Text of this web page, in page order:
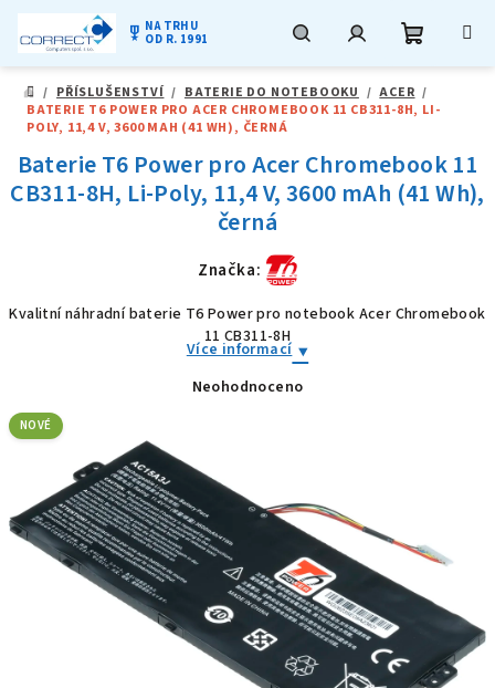
obsah
military_tech NA TRHU
OD R. 1991
DOMŮ
/ PŘÍSLUŠENSTVÍ / BATERIE DO NOTEBOOKU / ACER /
BATERIE T6 POWER PRO ACER CHROMEBOOK 11 CB311-8H, LI-
POLY, 11,4 V, 3600 MAH (41 WH), ČERNÁ
Baterie T6 Power pro Acer Chromebook 11
CB311-8H, Li-Poly, 11,4 V, 3600 mAh (41 Wh),
černá
Značka:
Kvalitní náhradní baterie T6 Power pro notebook Acer Chromebook
11 CB311-8H
Více informací
Průměrné
z
hvězdiček.
Neohodnoceno
NOVÉ